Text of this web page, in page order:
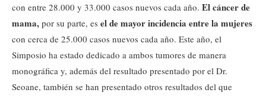
con entre 28.000 y 33.000 casos nuevos cada año. El cáncer de
mama, por su parte, es el de mayor incidencia entre la mujeres
con cerca de 25.000 casos nuevos cada año. Este año, el
Simposio ha estado dedicado a ambos tumores de manera
monográfica y, además del resultado presentado por el Dr.
Seoane, también se han presentado otros resultados del que